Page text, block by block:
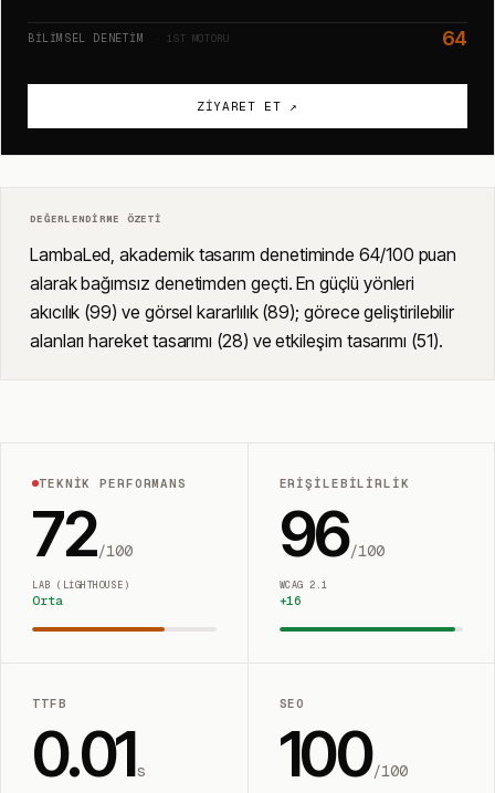
BILIMSEL DENETIM · 1ST MOTORU 64
ZIYARET ET ↗
DEĞERLENDIRME ÖZETI
LambaLed, akademik tasarım denetiminde 64/100 puan
alarak bağımsız denetimden geçti. En güçlü yönleri
akıcılık (99) ve görsel kararlılık (89); görece geliştirilebilir
alanları hareket tasarımı (28) ve etkileşim tasarımı (51).
TEKNIK PERFORMANS
72/100
LAB (LIGHTHOUSE)
Orta
ERIŞILEBILIRLIK
96/100
WCAG 2.1
+16
TTFB
0.01s
SEO
100/100